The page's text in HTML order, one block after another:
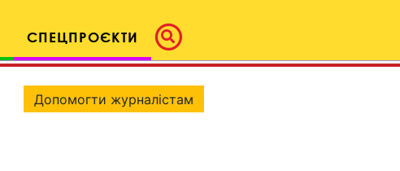
СПЕЦПРОЄКТИ
Допомогти журналістам